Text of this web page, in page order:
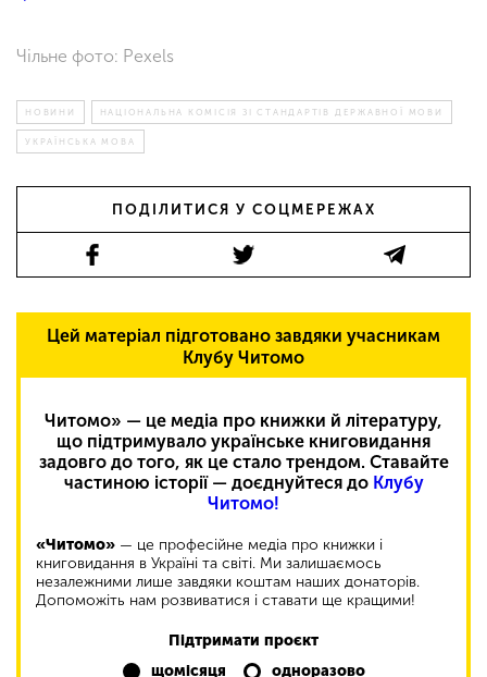
Чільне фото: Pexels
НОВИНИ НАЦІОНАЛЬНА КОМІСІЯ ЗІ СТАНДАРТІВ ДЕРЖАВНОЇ МОВИ
УКРАЇНСЬКА МОВА
ПОДІЛИТИСЯ У СОЦМЕРЕЖАХ
Цей матеріал підготовано завдяки учасникам
Клубу Читомо
Читомо» — це медіа про книжки й літературу,
що підтримувало українське книговидання
задовго до того, як це стало трендом. Ставайте
частиною історії — доєднуйтеся до Клубу
Читомо!
«Читомо» — це професійне медіа про книжки і
книговидання в Україні та світі. Ми залишаємось
незалежними лише завдяки коштам наших донаторів.
Допоможіть нам розвиватися і ставати ще кращими!
Підтримати проєкт
щомісяця
одноразово